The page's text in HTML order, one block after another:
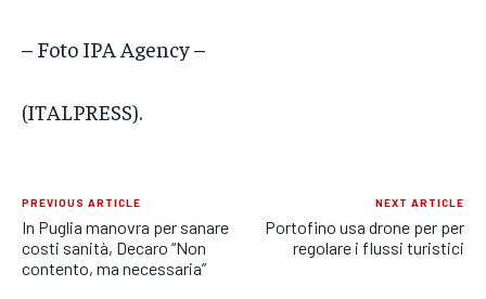
– Foto IPA Agency –
(ITALPRESS).
PREVIOUS ARTICLE
In Puglia manovra per sanare
costi sanità, Decaro “Non
contento, ma necessaria”
NEXT ARTICLE
Portofino usa drone per per
regolare i flussi turistici